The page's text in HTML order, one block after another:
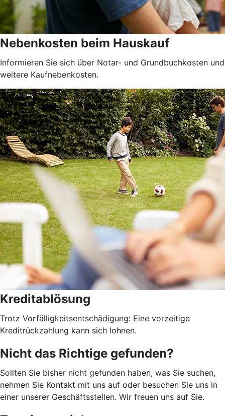
Nebenkosten beim Hauskauf
Informieren Sie sich über Notar- und Grundbuchkosten und
weitere Kaufnebenkosten.
Kreditablösung
Trotz Vorfälligkeitsentschädigung: Eine vorzeitige
Kreditrückzahlung kann sich lohnen.
Nicht das Richtige gefunden?
Sollten Sie bisher nicht gefunden haben, was Sie suchen,
nehmen Sie Kontakt mit uns auf oder besuchen Sie uns in
einer unserer Geschäftsstellen. Wir freuen uns auf Sie.